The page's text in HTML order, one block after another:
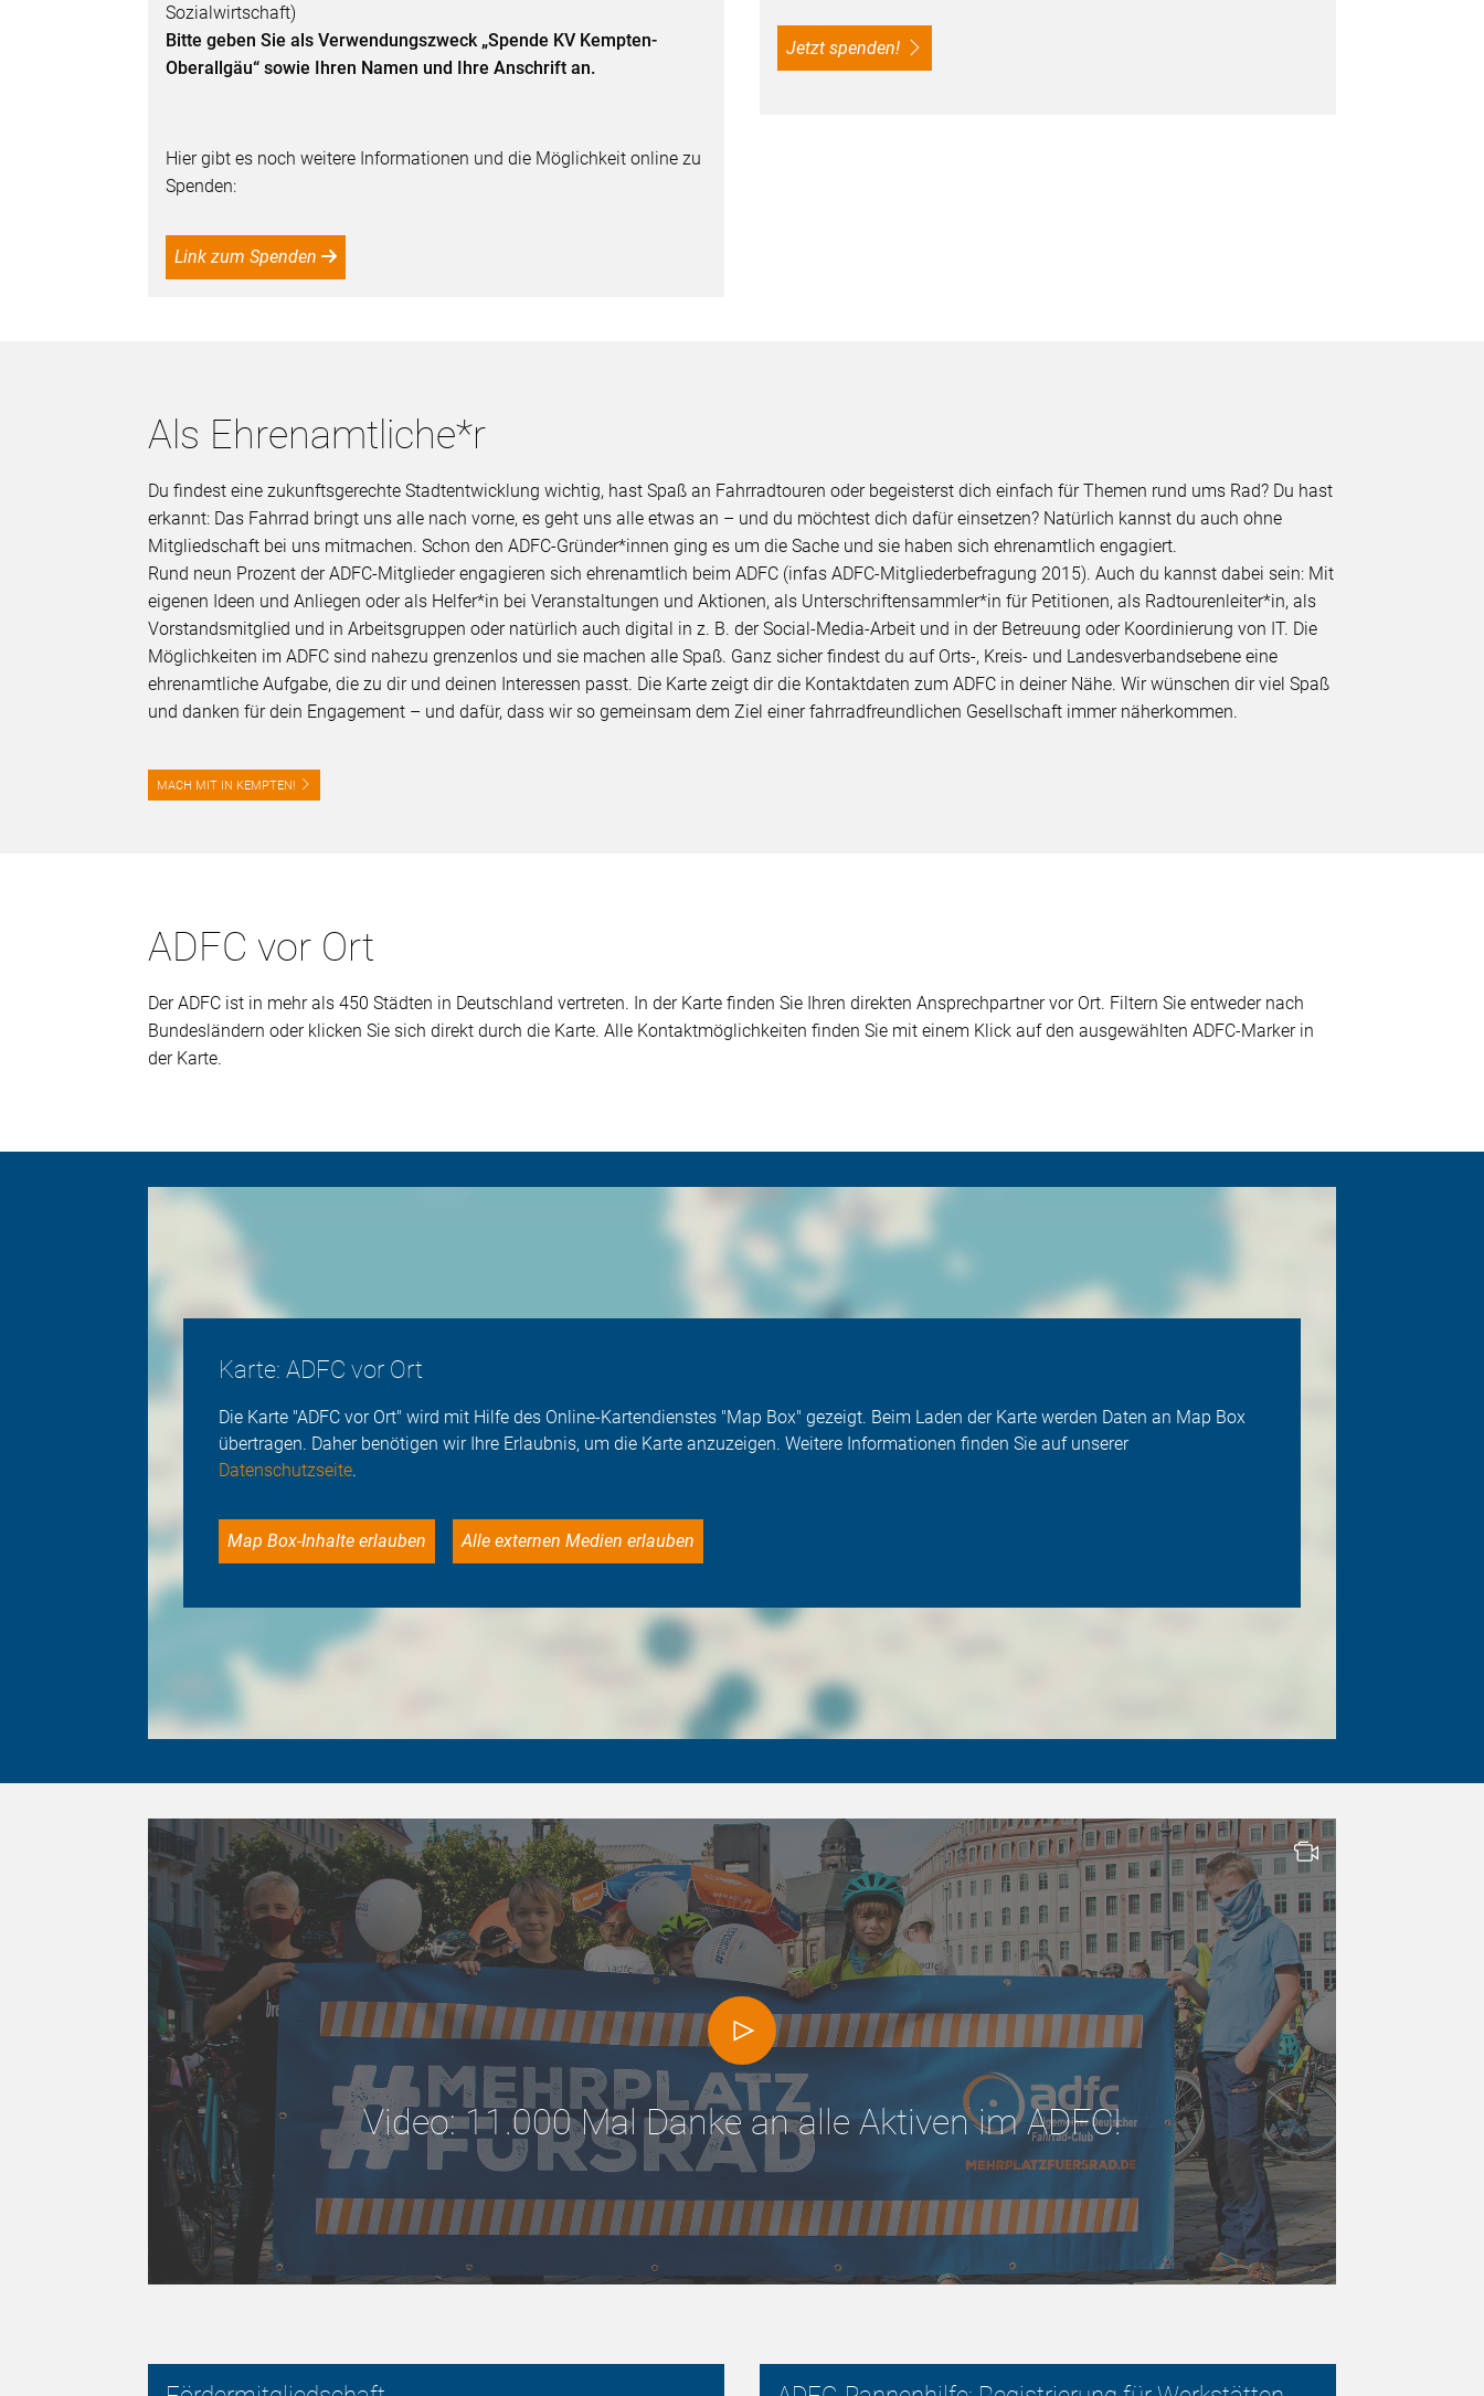
Sozialwirtschaft)
Bitte geben Sie als Verwendungszweck „Spende KV Kempten-
Oberallgäu“ sowie Ihren Namen und Ihre Anschrift an.
Hier gibt es noch weitere Informationen und die Möglichkeit online zu
Spenden:
Link zum Spenden
Jetzt spenden!
Als Ehrenamtliche*r
Du findest eine zukunftsgerechte Stadtentwicklung wichtig, hast Spaß an Fahrradtouren oder begeisterst dich einfach für Themen rund ums Rad? Du hast
erkannt: Das Fahrrad bringt uns alle nach vorne, es geht uns alle etwas an – und du möchtest dich dafür einsetzen? Natürlich kannst du auch ohne
Mitgliedschaft bei uns mitmachen. Schon den ADFC-Gründer*innen ging es um die Sache und sie haben sich ehrenamtlich engagiert.
Rund neun Prozent der ADFC-Mitglieder engagieren sich ehrenamtlich beim ADFC (infas ADFC-Mitgliederbefragung 2015). Auch du kannst dabei sein: Mit
eigenen Ideen und Anliegen oder als Helfer*in bei Veranstaltungen und Aktionen, als Unterschriftensammler*in für Petitionen, als Radtourenleiter*in, als
Vorstandsmitglied und in Arbeitsgruppen oder natürlich auch digital in z. B. der Social-Media-Arbeit und in der Betreuung oder Koordinierung von IT. Die
Möglichkeiten im ADFC sind nahezu grenzenlos und sie machen alle Spaß. Ganz sicher findest du auf Orts-, Kreis- und Landesverbandsebene eine
ehrenamtliche Aufgabe, die zu dir und deinen Interessen passt. Die Karte zeigt dir die Kontaktdaten zum ADFC in deiner Nähe. Wir wünschen dir viel Spaß
und danken für dein Engagement – und dafür, dass wir so gemeinsam dem Ziel einer fahrradfreundlichen Gesellschaft immer näherkommen.
MACH MIT IN KEMPTEN!
ADFC vor Ort
Der ADFC ist in mehr als 450 Städten in Deutschland vertreten. In der Karte finden Sie Ihren direkten Ansprechpartner vor Ort. Filtern Sie entweder nach
Bundesländern oder klicken Sie sich direkt durch die Karte. Alle Kontaktmöglichkeiten finden Sie mit einem Klick auf den ausgewählten ADFC-Marker in
der Karte.
Karte: ADFC vor Ort
Die Karte "ADFC vor Ort" wird mit Hilfe des Online-Kartendienstes "Map Box" gezeigt. Beim Laden der Karte werden Daten an Map Box
übertragen. Daher benötigen wir Ihre Erlaubnis, um die Karte anzuzeigen. Weitere Informationen finden Sie auf unserer
Datenschutzseite.
Map Box-Inhalte erlauben Alle externen Medien erlauben
Video: 11.000 Mal Danke an alle Aktiven im ADFC!